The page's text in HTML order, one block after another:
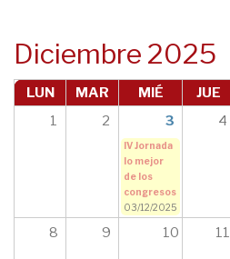
Diciembre 2025
LUN MAR MIÉ JUE
1
2 3 4
IV Jornada
lo mejor
de los
congresos
03/12/2025
8 9 10 11